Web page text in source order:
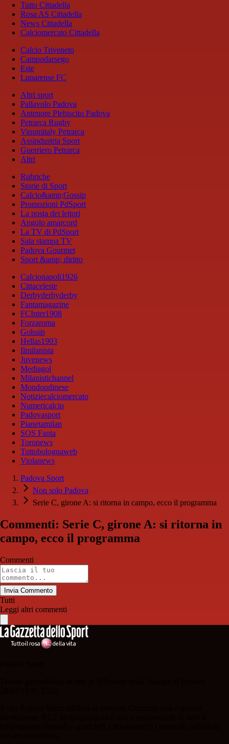
Tutto Cittadella
Rosa AS Cittadella
News Cittadella
Calciomercato Cittadella
Calcio Triveneto
Campodarsego
Este
Luparense FC
Altri sport
Pallavolo Padova
Antenore Plebiscito Padova
Petrarca Rugby
Vinumitaly Petrarca
Assindustria Sport
Guerriero Petrarca
Altri
Rubriche
Storie di Sport
Calcio&amp;Gossip
Promozioni PdSport
La posta dei lettori
Angolo amarcord
La TV di PdSport
Sala stampa TV
Padova Gourmet
Sport &amp; diritto
Calcionapoli1926
Cittaceleste
Derbyderbyderby
Fantamagazine
FCInter1908
Forzaroma
Golssip
Hellas1903
Ilmilanista
Juvenews
Mediagol
Milanistichannel
Mondoudinese
Notiziecalciomercato
Numericalcio
Padovasport
Pianetamilan
SOS Fanta
Toronews
Tuttobolognaweb
Violanews
Padova Sport
Non solo Padova
Serie C, girone A: si ritorna in campo, ecco il programma
Commenti: Serie C, girone A: si ritorna in
campo, ecco il programma
Commenti
Invia Commento
Tutti
Leggi altri commenti